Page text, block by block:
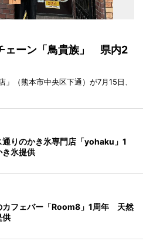
ェーン「鳥貴族」 県内2
（熊本市中央区下通）が7月15日、
通りのかき氷専門店「yohaku」1
氷提供
カフェバー「Room8」1周年 天然
供